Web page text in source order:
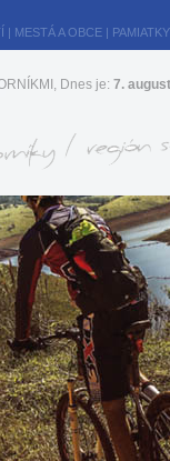
| MESTÁ A OBCE | PAMIATKY
Dnes je: 7.